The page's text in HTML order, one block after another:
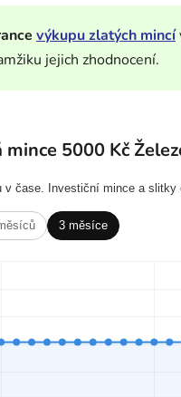
výkupu zlatých mincí
jejich zhodnocení.
5000 Kč
v čase. Investiční mince a
3 měsíce